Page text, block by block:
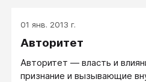
01 янв. 2013 г.
Авторитет
Авторитет — власть и
признание и вызывающие